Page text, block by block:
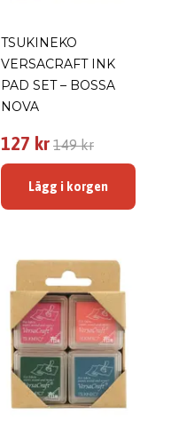
TSUKINEKO
VERSACRAFT INK
PAD SET – BOSSA
NOVA
127 kr 149 kr
Lägg i korgen